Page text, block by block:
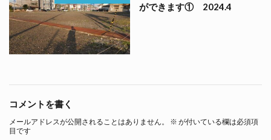
ができます① 2024.4
コメントを書く
メールアドレスが公開されることはありません。 ※ が付いている欄は必須項
目です